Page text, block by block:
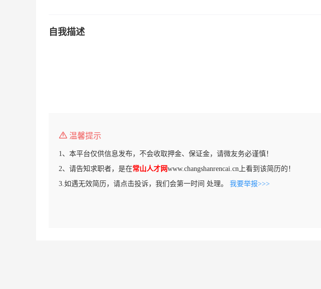
自我描述
温馨提示
1、本平台仅供信息发布，不会收取押金、保证金，请微友务必谨慎！
2、请告知求职者，是在常山人才网www.changshanrencai.cn上看到该简历的！
3.如遇无效简历，请点击投诉，我们会第一时间 处理。 我要举报>>>